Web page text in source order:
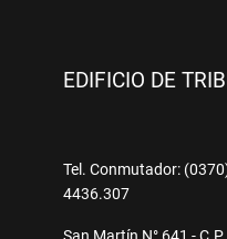
EDIFICIO DE
Tel. Conmutador:
4436.307